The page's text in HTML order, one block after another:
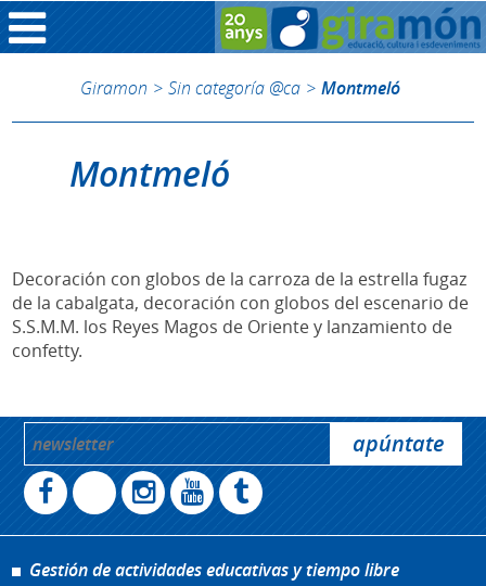
Giramon > Sin categoría @ca > Montmeló
Montmeló
Decoración con globos de la carroza de la estrella fugaz
de la cabalgata, decoración con globos del escenario de
S.S.M.M. los Reyes Magos de Oriente y lanzamiento de
confetty.
Gestión de actividades educativas y tiempo libre